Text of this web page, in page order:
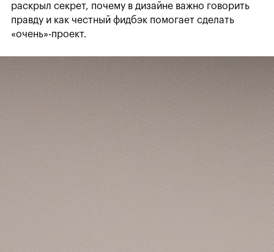
раскрыл секрет, почему в дизайне важно говорить
правду и как честный фидбэк помогает сделать
«очень»-проект.